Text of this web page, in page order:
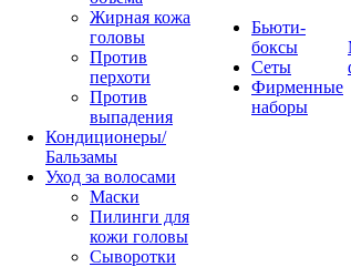
Жирная кожа
головы
Против
перхоти
Против
выпадения
Кондиционеры/
Бальзамы
Уход за волосами
Маски
Пилинги для
кожи головы
Сыворотки
Бьюти-
боксы
Сеты
Фирменные
наборы